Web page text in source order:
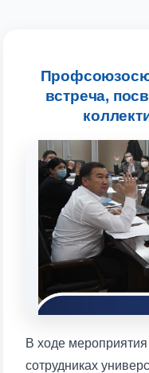
встреча,
В ходе
сотрудниках
Оставляйте здесь
Выберите тему —
конкретные вопросы: